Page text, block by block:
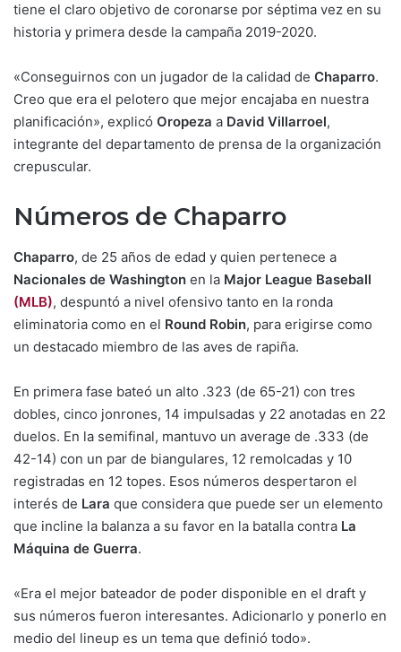
tiene el claro objetivo de coronarse por séptima vez en su
historia y primera desde la campaña 2019-2020.
«Conseguirnos con un jugador de la calidad de Chaparro.
Creo que era el pelotero que mejor encajaba en nuestra
planificación», explicó Oropeza a David Villarroel,
integrante del departamento de prensa de la organización
crepuscular.
Números de Chaparro
Chaparro, de 25 años de edad y quien pertenece a
Nacionales de Washington en la Major League Baseball
(MLB), despuntó a nivel ofensivo tanto en la ronda
eliminatoria como en el Round Robin, para erigirse como
un destacado miembro de las aves de rapiña.
En primera fase bateó un alto .323 (de 65-21) con tres
dobles, cinco jonrones, 14 impulsadas y 22 anotadas en 22
duelos. En la semifinal, mantuvo un average de .333 (de
42-14) con un par de biangulares, 12 remolcadas y 10
registradas en 12 topes. Esos números despertaron el
interés de Lara que considera que puede ser un elemento
que incline la balanza a su favor en la batalla contra La
Máquina de Guerra.
«Era el mejor bateador de poder disponible en el draft y
sus números fueron interesantes. Adicionarlo y ponerlo en
medio del lineup es un tema que definió todo».